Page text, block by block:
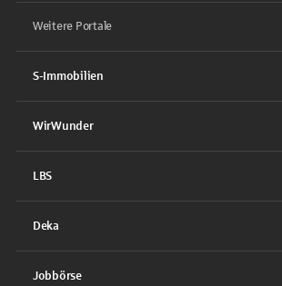
Weitere Portale
S-Immobilien
WirWunder
LBS
Deka
Jobbörse